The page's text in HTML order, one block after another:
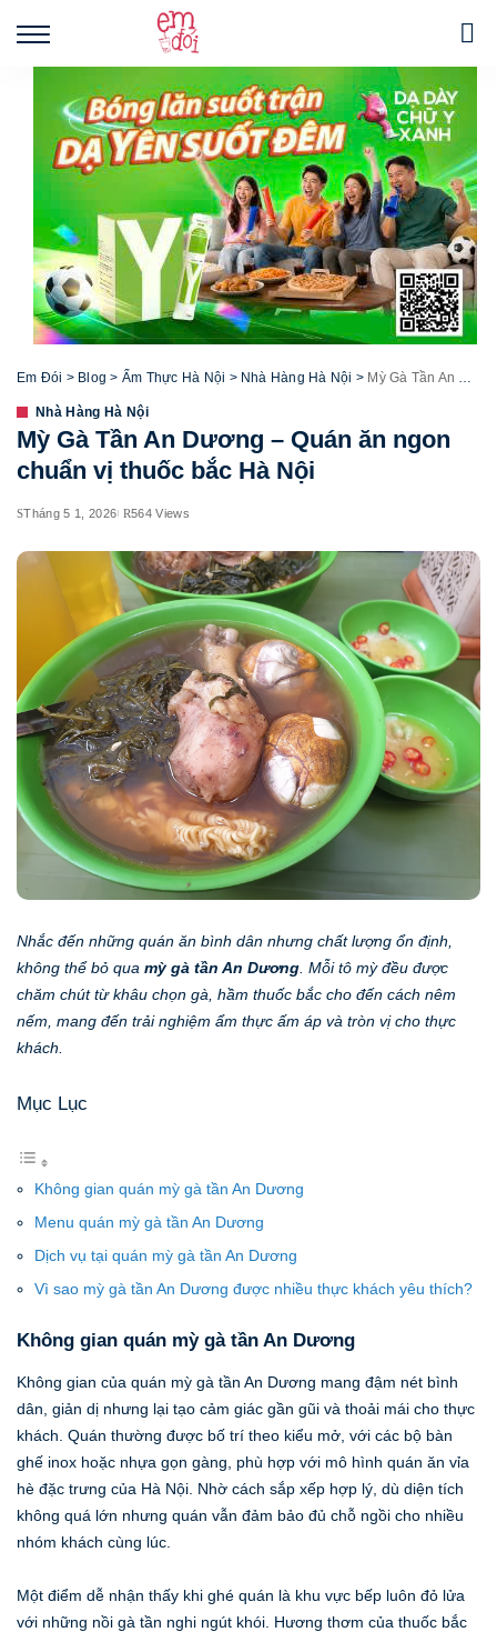
Em Đói > Blog > Ẩm Thực Hà Nội > Nhà Hàng Hà Nội > Mỳ Gà Tần An Dương – Quán ăn ngon chuẩn vị thuốc bắc Hà Nội
Nhà Hàng Hà Nội
Mỳ Gà Tần An Dương – Quán ăn ngon
chuẩn vị thuốc bắc Hà Nội
Tháng 5 1, 2026 564 Views
Nhắc đến những quán ăn bình dân nhưng chất lượng ổn định,
không thể bỏ qua mỳ gà tần An Dương . Mỗi tô mỳ đều được
chăm chút từ khâu chọn gà, hầm thuốc bắc cho đến cách nêm
nếm, mang đến trải nghiệm ẩm thực ấm áp và tròn vị cho thực
khách.
Mục Lục
Không gian quán mỳ gà tần An Dương
Menu quán mỳ gà tần An Dương
Dịch vụ tại quán mỳ gà tần An Dương
Vì sao mỳ gà tần An Dương được nhiều thực khách yêu thích?
Không gian quán mỳ gà tần An Dương
Không gian của quán mỳ gà tần An Dương mang đậm nét bình
dân, giản dị nhưng lại tạo cảm giác gần gũi và thoải mái cho thực
khách. Quán thường được bố trí theo kiểu mở, với các bộ bàn
ghế inox hoặc nhựa gọn gàng, phù hợp với mô hình quán ăn vỉa
hè đặc trưng của Hà Nội. Nhờ cách sắp xếp hợp lý, dù diện tích
không quá lớn nhưng quán vẫn đảm bảo đủ chỗ ngồi cho nhiều
nhóm khách cùng lúc.
Một điểm dễ nhận thấy khi ghé quán là khu vực bếp luôn đỏ lửa
với những nồi gà tần nghi ngút khói. Hương thơm của thuốc bắc